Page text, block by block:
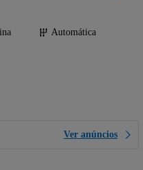
Automática
Ver anúncios